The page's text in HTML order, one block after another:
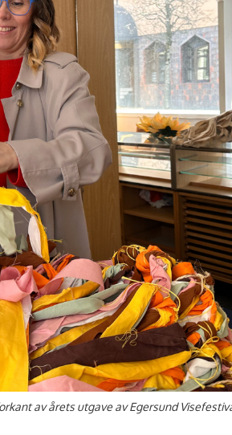
av årets utgave av Egersund